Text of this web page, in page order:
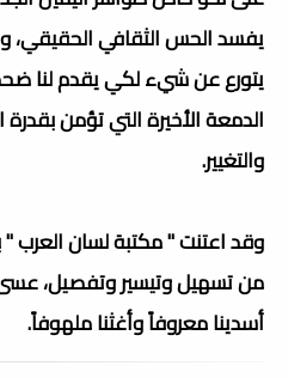
يفسد الحس الثقافي
يتورع عن شيء لكي يقدم لنا
الدمعة الأخيرة التي تؤمن
والتغيير.
وقد اعتنت " مكتبة لسان العرب
من تسهيل وتيسير وتفصيل،
أسدينا معروفاً وأغثنا ملهوفاً.